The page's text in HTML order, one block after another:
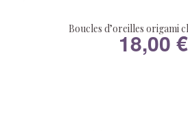
Boucles d’oreilles origami
18,00€